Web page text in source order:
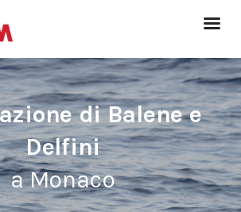
di Balene e
Delfini
a Monaco